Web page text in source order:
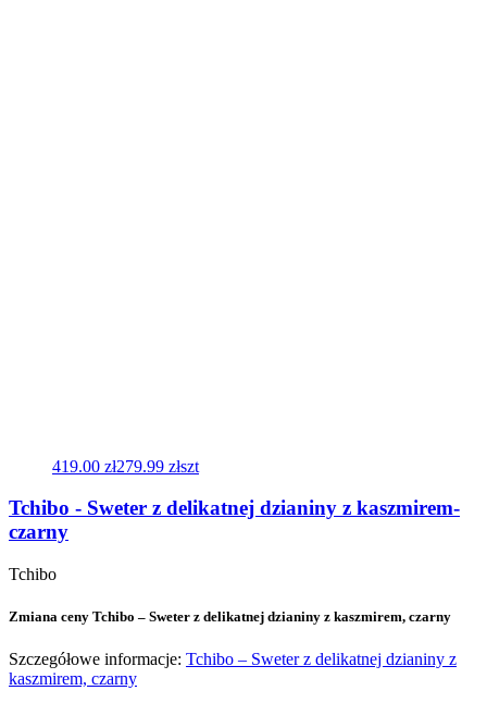
419.00 zł279.99 złszt
Tchibo - Sweter z delikatnej dzianiny z kaszmirem-
czarny
Tchibo
Zmiana ceny Tchibo – Sweter z delikatnej dzianiny z kaszmirem, czarny
Szczegółowe informacje: Tchibo – Sweter z delikatnej dzianiny z
kaszmirem, czarny